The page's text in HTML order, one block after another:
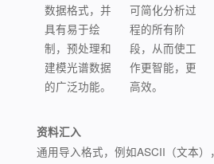
数据格式，并
具有易于绘
制，预处理和
建模光谱数据
的广泛功能。
可简化分析过
程的所有阶
段，从而使工
作更智能，更
高效。
资料汇入
通用导入格式，例如ASCII（文本）